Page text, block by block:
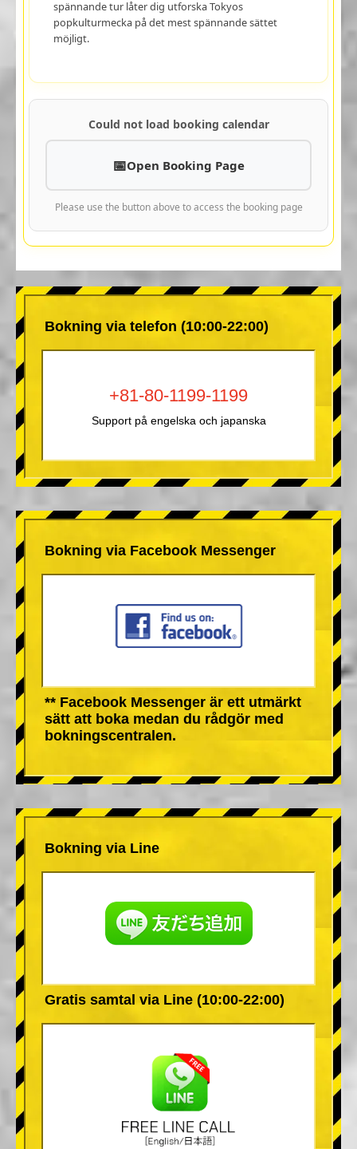
spännande tur låter dig utforska Tokyos
popkulturmecka på det mest spännande sättet
möjligt.
Could not load booking calendar
Open Booking Page
Please use the button above to access the booking page
Bokning via telefon (10:00-22:00)
+81-80-1199-1199
Support på engelska och japanska
Bokning via Facebook Messenger
** Facebook Messenger är ett utmärkt
sätt att boka medan du rådgör med
bokningscentralen.
Bokning via Line
Gratis samtal via Line (10:00-22:00)